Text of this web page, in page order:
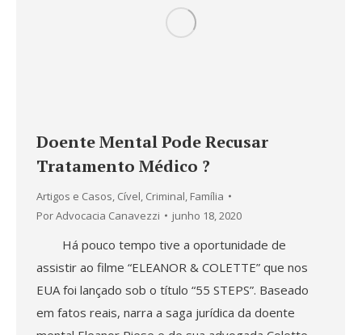
Doente Mental Pode Recusar
Tratamento Médico ?
Artigos e Casos, Cível, Criminal, Família
PorAdvocacia Canavezzi junho 18, 2020
Há pouco tempo tive a oportunidade de
assistir ao filme “ELEANOR & COLETTE” que nos
EUA foi lançado sob o título “55 STEPS”. Baseado
em fatos reais, narra a saga jurídica da doente